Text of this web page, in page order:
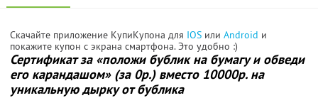
Скачайте приложение КупиКупона для IOS или Android и
покажите купон с экрана смартфона. Это удобно :)
Сертификат за «положи бублик на бумагу и обведи
его карандашом» (за 0р.) вместо 10000р. на
уникальную дырку от бублика